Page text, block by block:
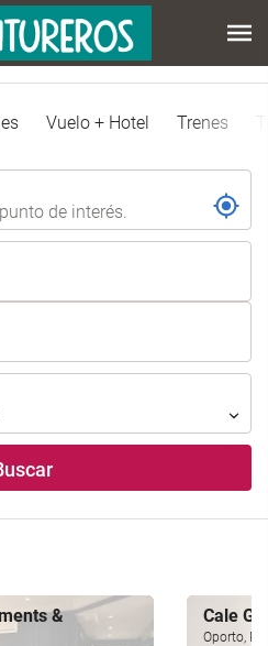
Vuelo + Hotel Trenes
&
Cale
Oporto,